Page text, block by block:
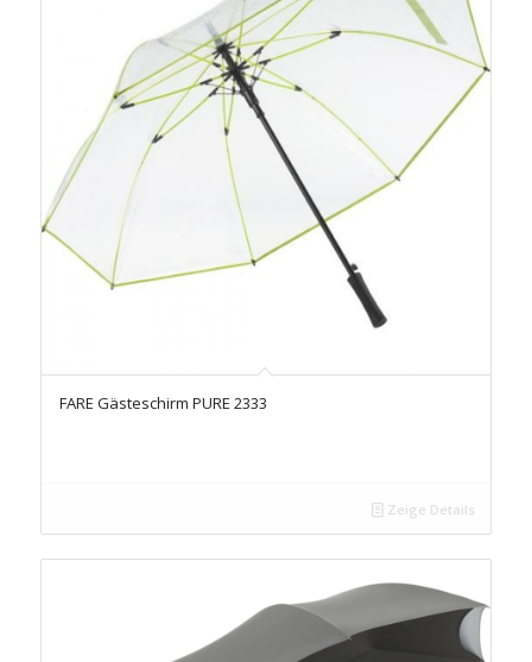
FARE Gästeschirm PURE 2333
Zeige Details